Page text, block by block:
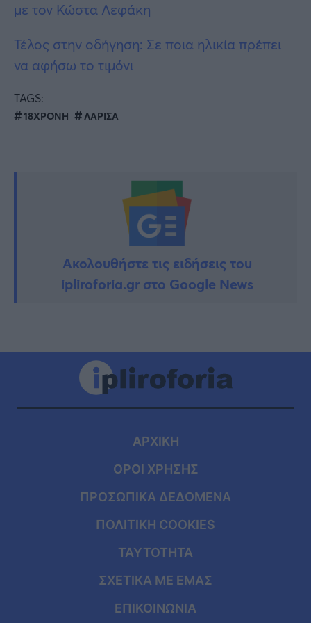
με τον Κώστα Λεφάκη
Τέλος στην οδήγηση: Σε ποια ηλικία πρέπει
να αφήσω το τιμόνι
TAGS:
18ΧΡΟΝΗ ΛΑΡΙΣΑ
Ακολουθήστε τις ειδήσεις του
ipliroforia.gr στο Google News
ΑΡΧΙΚΗ
ΟΡΟΙ ΧΡΗΣΗΣ
ΠΡΟΣΩΠΙΚΑ ΔΕΔΟΜΕΝΑ
ΠΟΛΙΤΙΚΗ COOKIES
ΤΑΥΤΟΤΗΤΑ
ΣΧΕΤΙΚΑ ΜΕ ΕΜΑΣ
ΕΠΙΚΟΙΝΩΝΙΑ